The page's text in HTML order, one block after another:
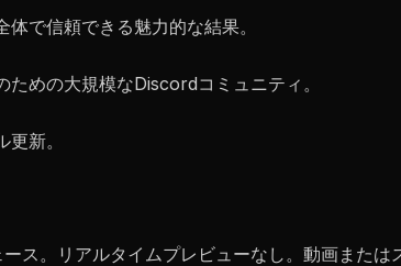
体で信頼できる魅力的な結果。
ための大規模なDiscordコミュニティ。
更新。
ス。リアルタイムプレビューなし。動画または